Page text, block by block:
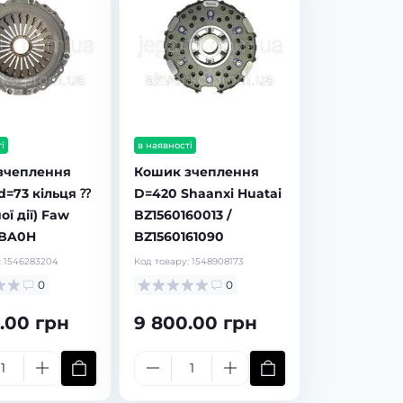
в наявності
Тріскачка гальмівна (важіль
регулювальний) задня ліва
HOWO WG9100340056 Leo
Trade
1 440.00 грн
Тріскачка (важіль
регулювальний) задня
HOWO WG9100340057
1 440.00 грн
кільця ⁇
дії) Faw
1546283204
0
грн
в наявності
Кошик зчеплення
D=420 Shaanxi Huatai
BZ1560160013 /
BZ1560161090
Код товару:1548908173
0
9 800.00 грн